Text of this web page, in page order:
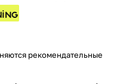
рекомендательные